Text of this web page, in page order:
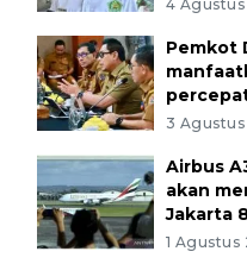
4 Agustus
Pemkot
3 Agustus
Airbus
akan
Jakarta
1 Agustus